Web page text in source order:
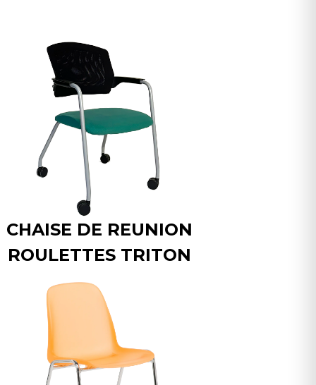
CHAISE DE REUNION
ROULETTES TRITON